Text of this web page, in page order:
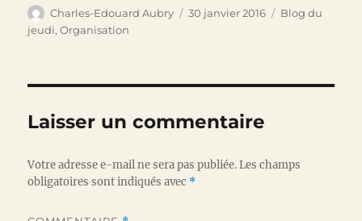
Auteur
Charles-Edouard Aubry
Publié
30 janvier 2016 Catégories
Blog du
jeudi,Organisation
Laisser un commentaire
Votre adresse e-mail ne sera pas publiée. Les champs
obligatoires sont indiqués avec *